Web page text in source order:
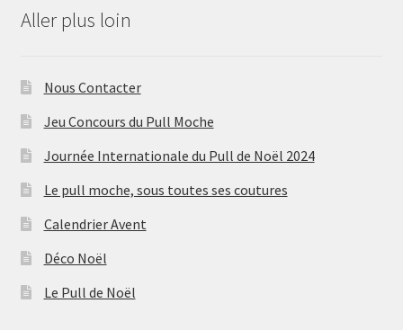
Aller plus loin
Nous Contacter
Jeu Concours du Pull Moche
Journée Internationale du Pull de Noël 2024
Le pull moche, sous toutes ses coutures
Calendrier Avent
Déco Noël
Le Pull de Noël